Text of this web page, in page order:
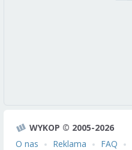
WYKOP © 2005-2026
O nas
Reklama FAQ